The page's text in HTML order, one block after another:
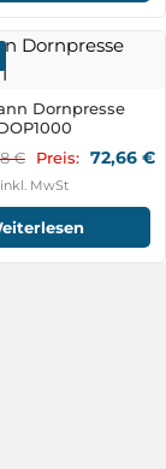
Dornpresse
€ Preis: 72,66 €
inkl. MwSt